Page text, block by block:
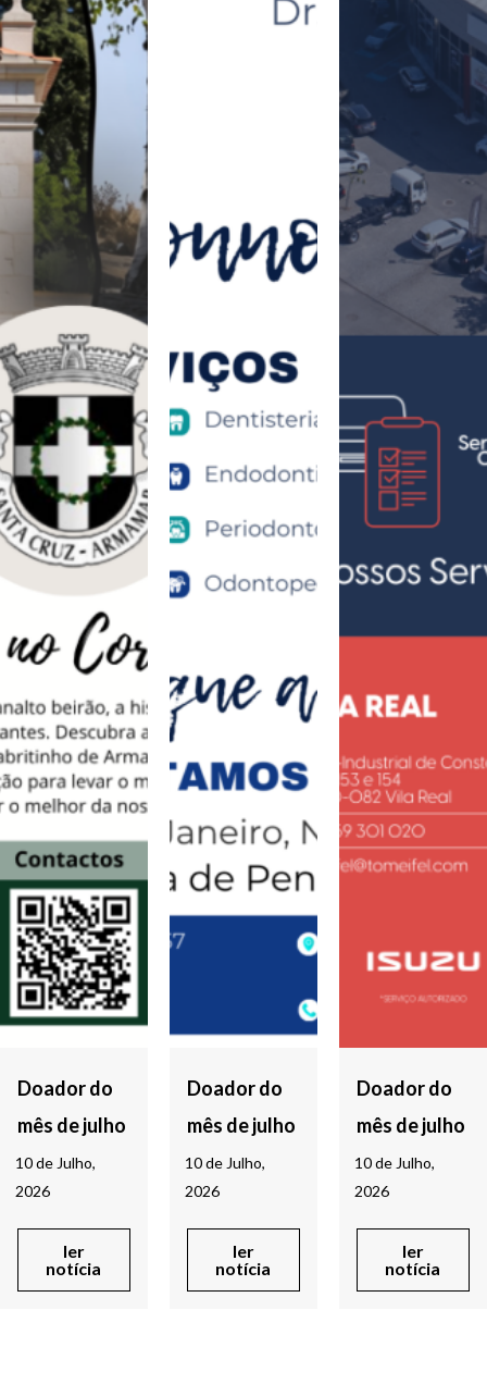
Doador do
mês de julho
10 de Julho,
2026
ler
notícia
Doador do
mês de julho
10 de Julho,
2026
ler
notícia
Doador do
mês de julho
10 de Julho,
2026
ler
notícia